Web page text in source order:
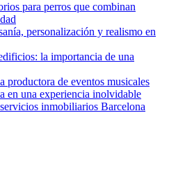
para perros que combinan
personalización y realismo en
la importancia de una
productora de eventos musicales
en una experiencia inolvidable
inmobiliarios Barcelona